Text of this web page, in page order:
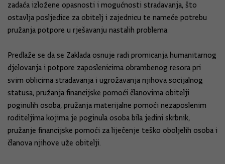
zadaća izložene opasnosti i mogućnosti stradavanja, što
ostavlja posljedice za obitelj i zajednicu te nameće potrebu
pružanja potpore u rješavanju nastalih problema.
Predlaže se da se Zaklada osnuje radi promicanja humanitarnog
djelovanja i potpore zaposlenicima obrambenog resora pri
svim oblicima stradavanja i ugrožavanja njihova socijalnog
statusa, pružanja financijske pomoći članovima obitelji
poginulih osoba, pružanja materijalne pomoći nezaposlenim
roditeljima kojima je poginula osoba bila jedini skrbnik,
pružanje financijske pomoći za liječenje teško oboljelih osoba i
članova njihove uže obitelji.